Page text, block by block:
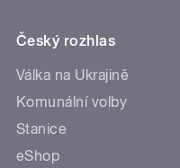
Český rozhlas
Válka na Ukrajině
Komunální volby
Stanice
eShop